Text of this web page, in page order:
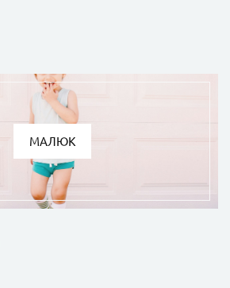
МАЛЮК